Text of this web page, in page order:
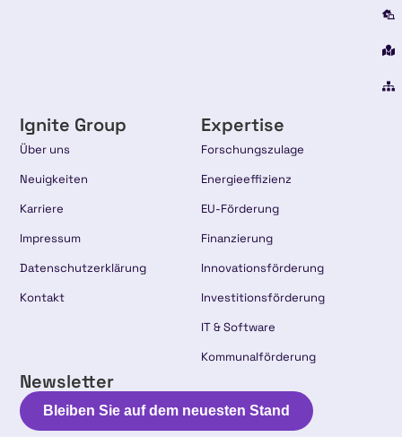
Ignite Group
Über uns
Neuigkeiten
Karriere
Impressum
Datenschutzerklärung
Kontakt
Expertise
Forschungszulage
Energieeffizienz
EU-Förderung
Finanzierung
Innovationsförderung
Investitionsförderung
IT & Software
Kommunalförderung
Newsletter
Bleiben Sie auf dem neuesten Stand